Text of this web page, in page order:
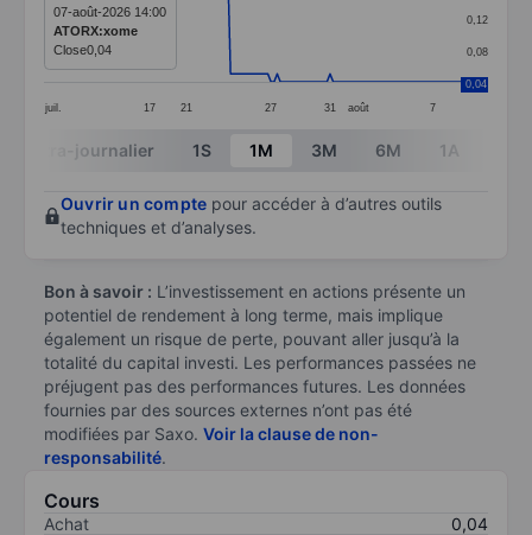
The chart has 1 X axis displaying categories.
The chart has 1 Y axis displaying values. Data
juil. 17 21 27 31 août 7
0,08
0,12
0,04
07-août-2026 14:00
ATORX:xome
Close0,04
End of interactive chart.
Intra-journalier 1S 1M 3M 6M 1A
Ouvrir un compte pour accéder à d’autres outils
techniques et d’analyses.
Bon à savoir : L’investissement en actions présente un
potentiel de rendement à long terme, mais implique
également un risque de perte, pouvant aller jusqu’à la
totalité du capital investi. Les performances passées ne
préjugent pas des performances futures. Les données
fournies par des sources externes n’ont pas été
modifiées par Saxo. Voir la clause de non-
responsabilité.
Cours
Achat
0,04